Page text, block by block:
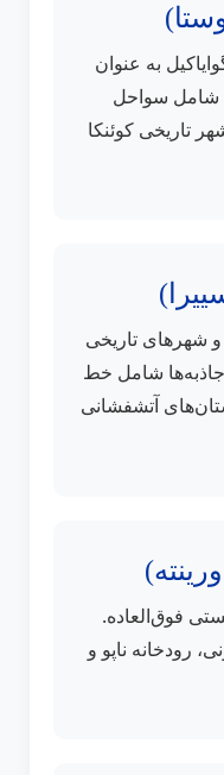
به عنوان
شامل سواحل
تاریخی کوئنکا
و شهرهای تاریخی
جاذبه‌ها شامل خط
آتشفشانی
فوق‌العاده.
رودخانه ناپو و